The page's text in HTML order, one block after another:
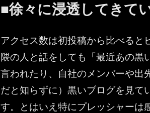
■徐々に浸透してきて
アクセス数は初投稿から比べる
隈の人と話をしても「最近あの黒
言われたり、自社のメンバーや出
だと知らずに）黒いブログを見て
す。とはいえ特にプレッシャーは